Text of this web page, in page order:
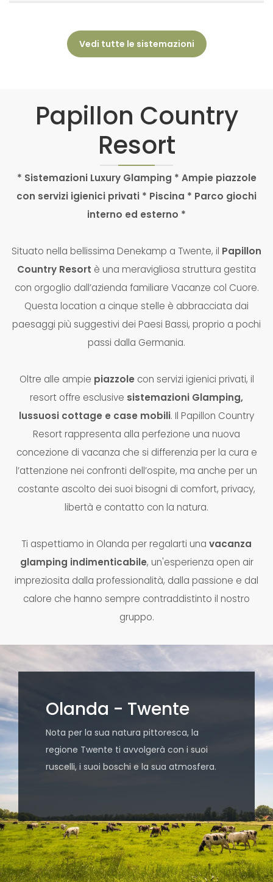
Vedi tutte le sistemazioni
Papillon Country
Resort
* Sistemazioni Luxury Glamping * Ampie piazzole
con servizi igienici privati ​​* Piscina * Parco giochi
interno ed esterno *
Situato nella bellissima Denekamp a Twente, il Papillon
Country Resort è una meravigliosa struttura gestita
con orgoglio dall’azienda familiare Vacanze col Cuore.
Questa location a cinque stelle è abbracciata dai
paesaggi più suggestivi dei Paesi Bassi, proprio a pochi
passi dalla Germania.
Oltre alle ampie piazzole con servizi igienici privati, il
resort offre esclusive sistemazioni Glamping,
lussuosi cottage e case mobili. Il Papillon Country
Resort rappresenta alla perfezione una nuova
concezione di vacanza che si differenzia per la cura e
l’attenzione nei confronti dell’ospite, ma anche per un
costante ascolto dei suoi bisogni di comfort, privacy,
libertà e contatto con la natura.
Ti aspettiamo in Olanda per regalarti una vacanza
glamping indimenticabile, un'esperienza open air
impreziosita dalla professionalità, dalla passione e dal
calore che hanno sempre contraddistinto il nostro
gruppo.
Olanda - Twente
Nota per la sua natura pittoresca, la
regione Twente ti avvolgerà con i suoi
ruscelli, i suoi boschi e la sua atmosfera.